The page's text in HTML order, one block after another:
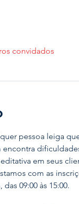
convidados
pessoa leiga
em seus
com as
09:00 às 15:00.